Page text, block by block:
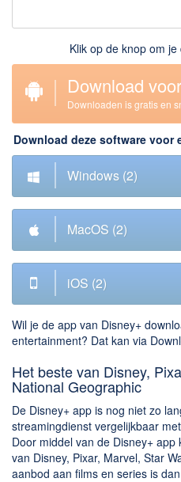
BitTorrent Clients
Nieuwslezers (Downloaden
Onderhoud & Veiligheid
Computer opschonen
Veilig online
Productiviteit
Adresboek en contacten
Planning en organisatie
Tekst en Administratie
Overige
Algemeen
Dating apps
Rar en Zip (Compressie -
Shopping
Spelletjes en Games
Klik op de knop om
Download
Downloaden is gratis en
Download deze software voor
Windows (1)
MacOS (1)
iOS (1)
Wil je de app van Disney+
entertainment? Dat kan via
Het beste van Disney,
National Geographic
De Disney+ app is nog niet zo
streamingdienst vergelijkbaar met
Door middel van de Disney+
van Disney, Pixar, Marvel, Star
aanbod aan films en series is